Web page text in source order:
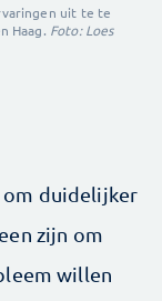
uit te te
Haag. Foto: Loes
om duidelijker
zijn om
willen